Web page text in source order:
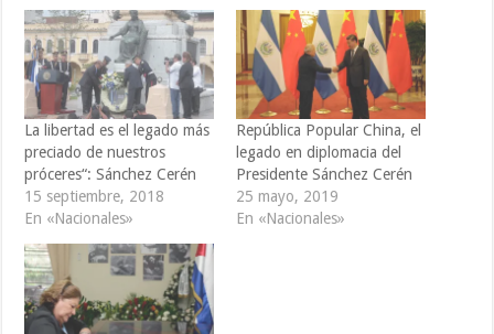
La libertad es el legado más
preciado de nuestros
próceres“: Sánchez Cerén
15 septiembre, 2018
En «Nacionales»
República Popular China, el
legado en diplomacia del
Presidente Sánchez Cerén
25 mayo, 2019
En «Nacionales»